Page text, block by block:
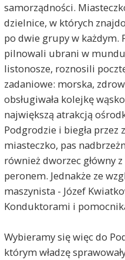
samorządności.
dzielnice, w których
po dwie grupy w każdym.
pilnowali ubrani w
listonosze, roznosili
zadaniowe: morska,
obsługiwała kolejkę
największą atrakcją
Podgrodzie i biegła przez
miasteczko, pas
również dworzec główny
peronem. Jednakże ze
maszynista - Józef
Konduktorami i
Wybieramy się więc do
którym władzę